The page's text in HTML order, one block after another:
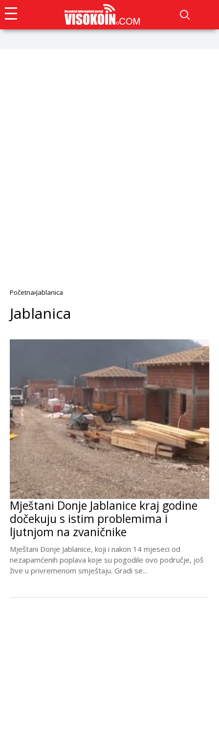
Početna Jablanica
Jablanica
Mještani Donje Jablanice kraj godine
dočekuju s istim problemima i
ljutnjom na zvaničnike
Mještani Donje Jablanice, koji i nakon 14 mjeseci od
nezapamćenih poplava koje su pogodile ovo područje, još
žive u privremenom smještaju. Gradi se...